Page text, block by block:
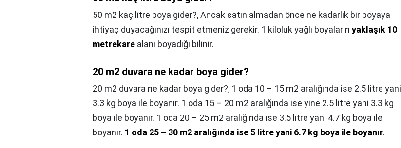
50 m2 kaç litre boya gider?,Ancak satın almadan önce ne kadarlık bir boyaya
ihtiyaç duyacağınızı tespit etmeniz gerekir. 1 kiloluk yağlı boyaların yaklaşık 10
metrekare alanı boyadığı bilinir.
20 m2 duvara ne kadar boya gider?
20 m2 duvara ne kadar boya gider?, 1 oda 10 – 15 m2 aralığında ise 2.5 litre yani
3.3 kg boya ile boyanır. 1 oda 15 – 20 m2 aralığında ise yine 2.5 litre yani 3.3 kg
boya ile boyanır. 1 oda 20 – 25 m2 aralığında ise 3.5 litre yani 4.7 kg boya ile
boyanır. 1 oda 25 – 30 m2 aralığında ise 5 litre yani 6.7 kg boya ile boyanır.